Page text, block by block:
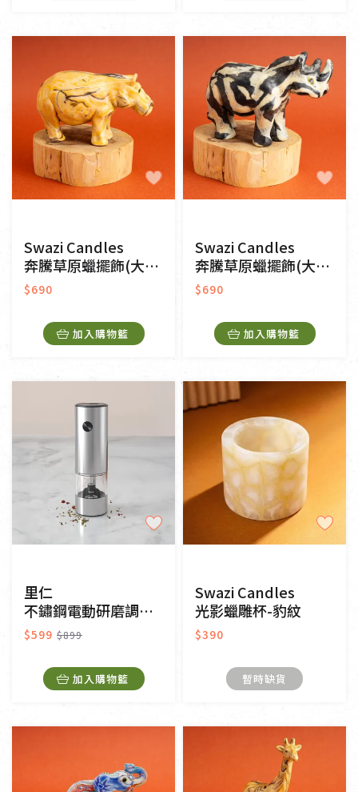
Swazi Candles
奔騰草原蠟擺飾(大)-河馬
$690
加入購物籃
Swazi Candles
奔騰草原蠟擺飾(大)-犀牛
$690
加入購物籃
里仁
不鏽鋼電動研磨調味罐二入組
$599 $899
加入購物籃
Swazi Candles
光影蠟雕杯-豹紋
$390
暫時缺貨